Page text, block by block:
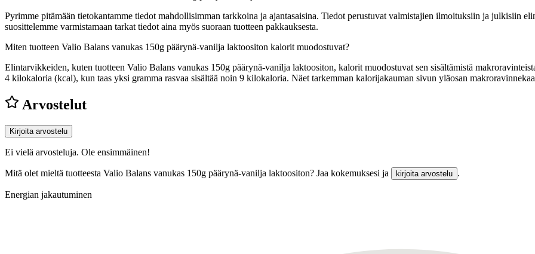
Pyrimme pitämään tietokantamme tiedot mahdollisimman tarkkoina ja ajantasaisina. Tiedot perustuvat valmistajien ilmoituksiin ja julkisiin
suosittelemme varmistamaan tarkat tiedot aina myös suoraan tuotteen pakkauksesta.
Miten tuotteen Valio Balans vanukas 150g päärynä-vanilja laktoositon kalorit muodostuvat?
Elintarvikkeiden, kuten tuotteen Valio Balans vanukas 150g päärynä-vanilja laktoositon, kalorit muodostuvat sen sisältämistä
4 kilokaloria (kcal), kun taas yksi gramma rasvaa sisältää noin 9 kilokaloria. Näet tarkemman kalorijakauman sivun yläosan
Arvostelut
Kirjoita arvostelu
Ei vielä arvosteluja. Ole ensimmäinen!
Mitä olet mieltä tuotteesta Valio Balans vanukas 150g päärynä-vanilja laktoositon? Jaa kokemuksesi ja kirjoita arvostelu .
Energian jakautuminen